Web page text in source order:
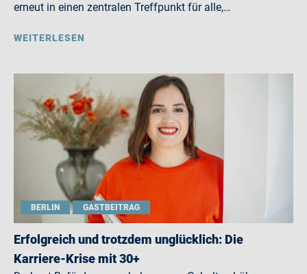
erneut in einen zentralen Treffpunkt für alle,…
WEITERLESEN
BERLIN GASTBEITRAG
Erfolgreich und trotzdem unglücklich: Die
Karriere-Krise mit 30+